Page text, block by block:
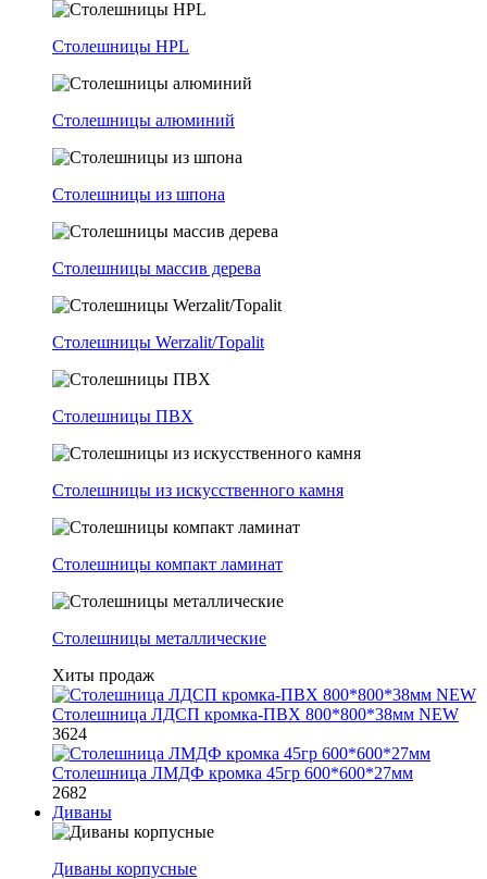
Столешницы HPL
Столешницы алюминий
Столешницы из шпона
Столешницы массив дерева
Столешницы Werzalit/Topalit
Столешницы ПВХ
Столешницы из искусственного камня
Столешницы компакт ламинат
Столешницы металлические
Хиты продаж
Столешница ЛДСП кромка-ПВХ 800*800*38мм NEW
3624
Столешница ЛМДФ кромка 45гр 600*600*27мм
2682
Диваны
Диваны корпусные